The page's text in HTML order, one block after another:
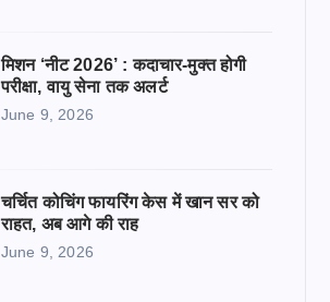
मिशन ‘नीट 2026’ : कदाचार-मुक्त होगी
परीक्षा, वायु सेना तक अलर्ट
June 9, 2026
चर्चित कोचिंग फायरिंग केस में खान सर को
राहत, अब आगे की राह
June 9, 2026